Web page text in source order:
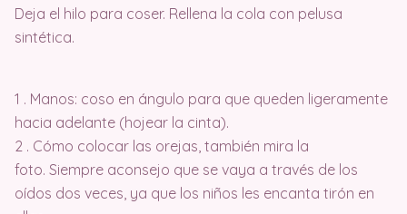
Deja el hilo para coser. Rellena la cola con pelusa
sintética.
1 . Manos: coso en ángulo para que queden ligeramente
hacia adelante (hojear la cinta).
2 . Cómo colocar las orejas, también mira la
foto. Siempre aconsejo que se vaya a través de los
oídos dos veces, ya que los niños les encanta tirón en